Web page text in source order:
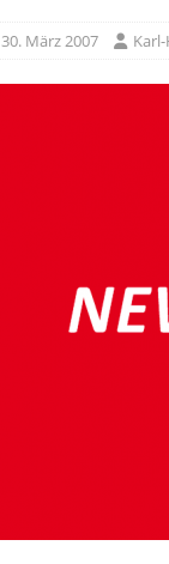
30. März 2007